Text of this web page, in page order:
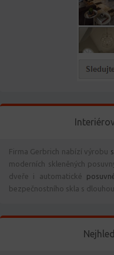
Firma Gerbrich nabízí výrobu
moderních skleněných
dveře i automatické
bezpečnostního skla s